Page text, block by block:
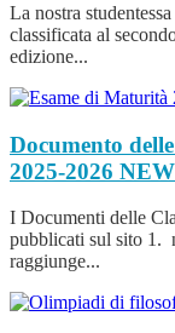
La nostra
classificata al
edizione...
Documento
2025-2026
I Documenti delle
pubblicati sul sito 1.
raggiunge...